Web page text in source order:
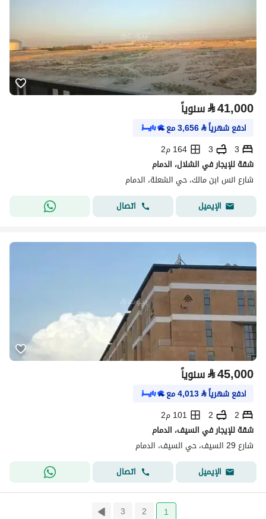
⃁41,000 سنوياً
ادفع شهرياً⃁
3,656مع
3
3
164 م2
شقة للإيجار في الشلال، الدمام
شارع انس ابن مالك، حي الشعلة، الدمام
الإيميل
اتصال
⃁45,000 سنوياً
ادفع شهرياً⃁
4,013مع
2
2
101 م2
شقة للإيجار في السيف، الدمام
شارع 29 السيف، حي السيف، الدمام
الإيميل
اتصال
1
2
3